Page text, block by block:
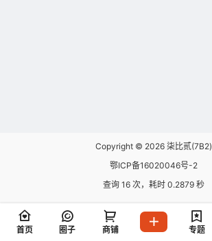
Copyright © 2026 柒比贰(7B2)
鄂ICP备16020046号-2
查询 16 次，耗时 0.2879 秒
首页 圈子 商铺 专题